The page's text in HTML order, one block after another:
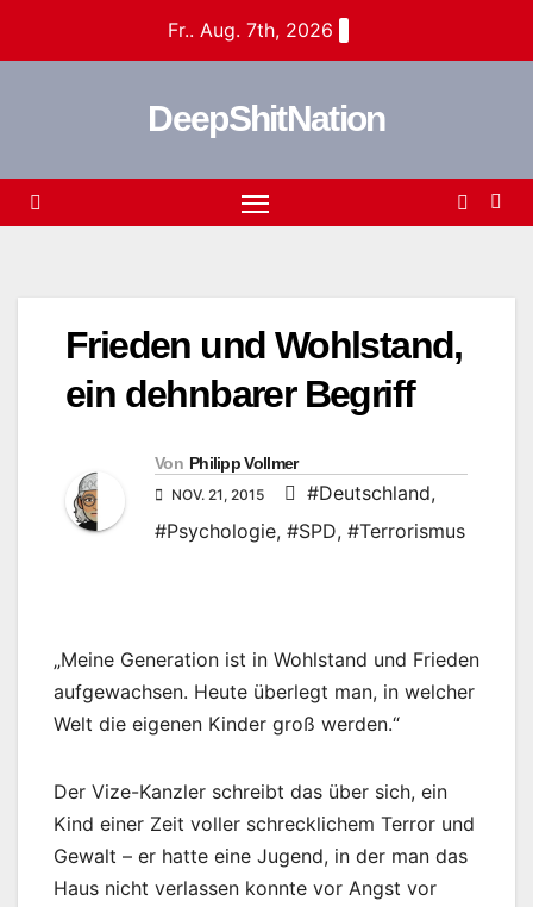
Fr.. Aug. 7th, 2026
DeepShitNation
Frieden und Wohlstand,
ein dehnbarer Begriff
Von Philipp Vollmer
NOV. 21, 2015 #Deutschland,
#Psychologie, #SPD, #Terrorismus
„Meine Generation ist in Wohlstand und Frieden
aufgewachsen. Heute überlegt man, in welcher
Welt die eigenen Kinder groß werden.“
Der Vize-Kanzler schreibt das über sich, ein
Kind einer Zeit voller schrecklichem Terror und
Gewalt – er hatte eine Jugend, in der man das
Haus nicht verlassen konnte vor Angst vor